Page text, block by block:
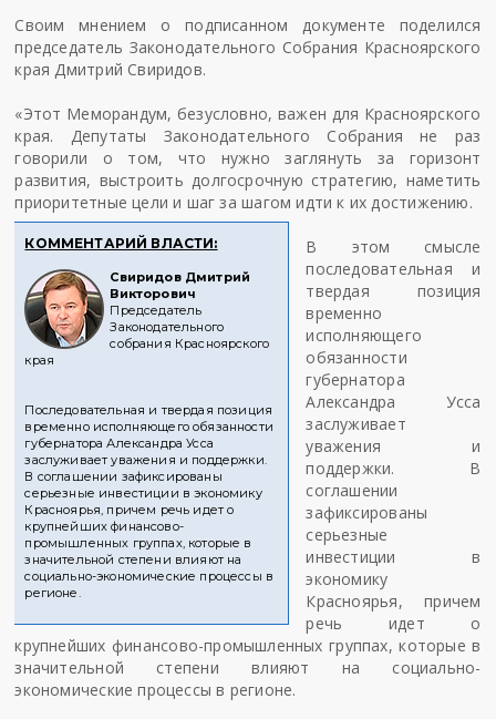
КОММЕНТАРИЙ ВЛАСТИ:
Свиридов Дмитрий
Викторович
Председатель
Законодательного
собрания Красноярского
края
Последовательная и твердая позиция
временно исполняющего обязанности
губернатора Александра Усса
заслуживает уважения и поддержки.
В соглашении зафиксированы
серьезные инвестиции в экономику
Красноярья, причем речь идет о
крупнейших финансово-
промышленных группах, которые в
значительной степени влияют на
социально-экономические процессы в
регионе.
Своим мнением о подписанном документе поделился
председатель Законодательного Собрания Красноярского
края Дмитрий Свиридов.
«Этот Меморандум, безусловно, важен для Красноярского
края. Депутаты Законодательного Собрания не раз
говорили о том, что нужно заглянуть за горизонт
развития, выстроить долгосрочную стратегию, наметить
приоритетные цели и шаг за шагом идти к их достижению.
В этом смысле
последовательная и
твердая позиция
временно
исполняющего
обязанности
губернатора
Александра Усса
заслуживает
уважения и
поддержки. В
соглашении
зафиксированы
серьезные
инвестиции в
экономику
Красноярья, причем
речь идет о
крупнейших финансово-промышленных группах, которые в
значительной степени влияют на социально-
экономические процессы в регионе.